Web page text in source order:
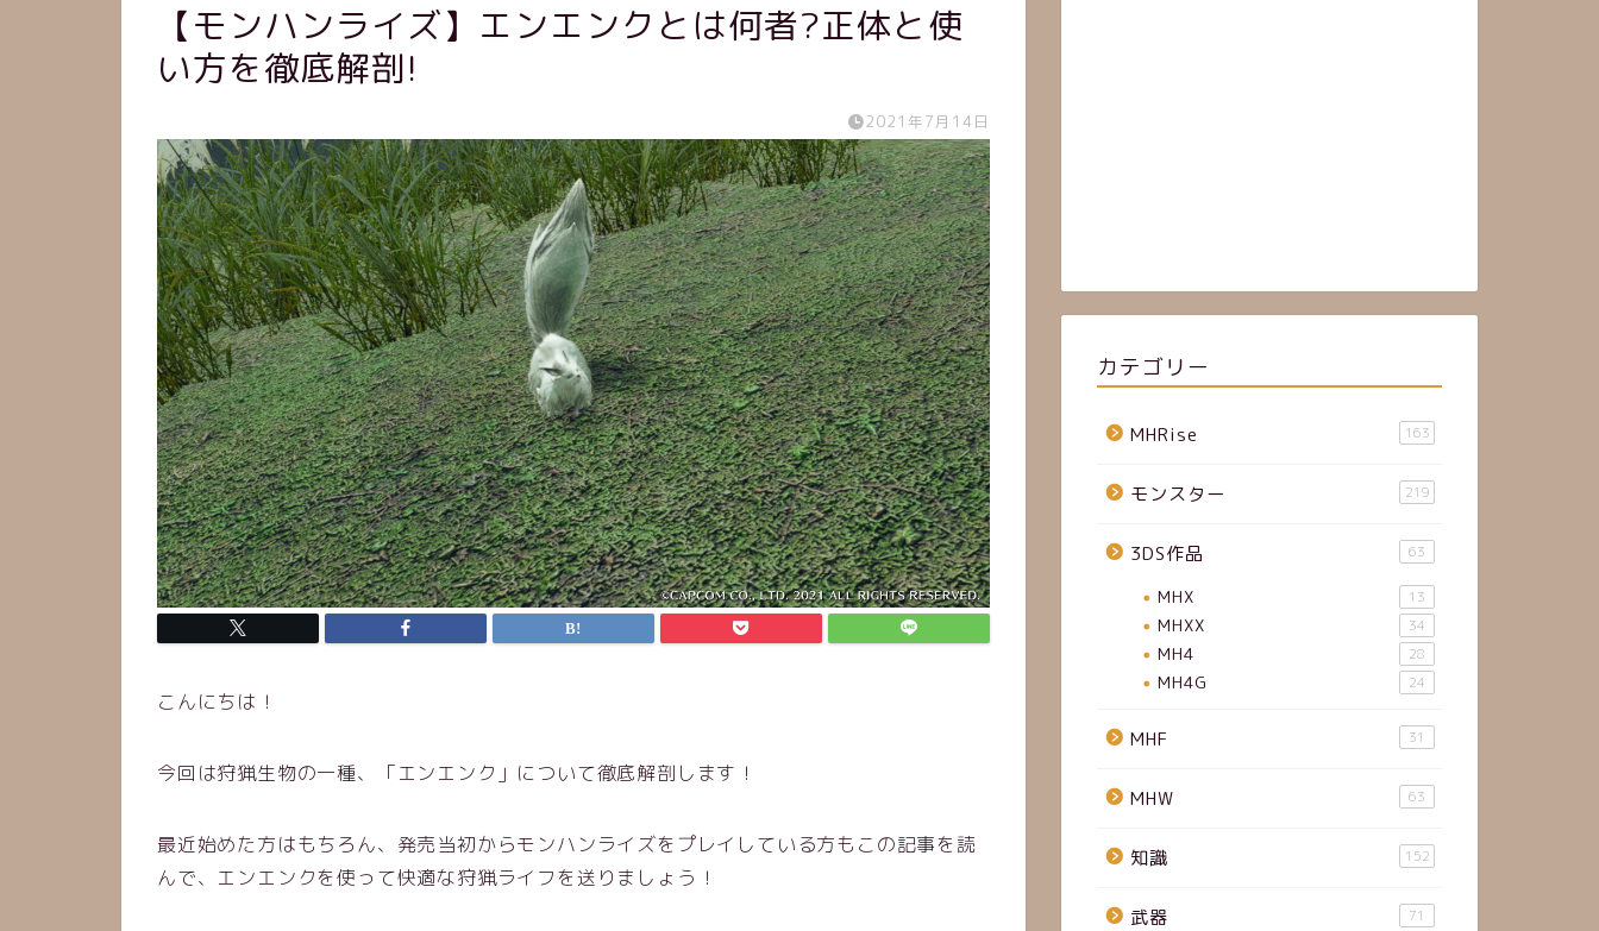
【モンハンライズ】エンエンクとは何者?正体と使
い方を徹底解剖!
2021年7月14日
こんにちは！
今回は狩猟生物の一種、「エンエンク」について徹底解剖します！
最近始めた方はもちろん、発売当初からモンハンライズをプレイしている方もこの記事を読
んで、エンエンクを使って快適な狩猟ライフを送りましょう！
カテゴリー
MHRise 163
モンスター 219
3DS作品 63
MHX 13
MHXX 34
MH4 28
MH4G 24
MHF 31
MHW 63
知識 152
武器 71